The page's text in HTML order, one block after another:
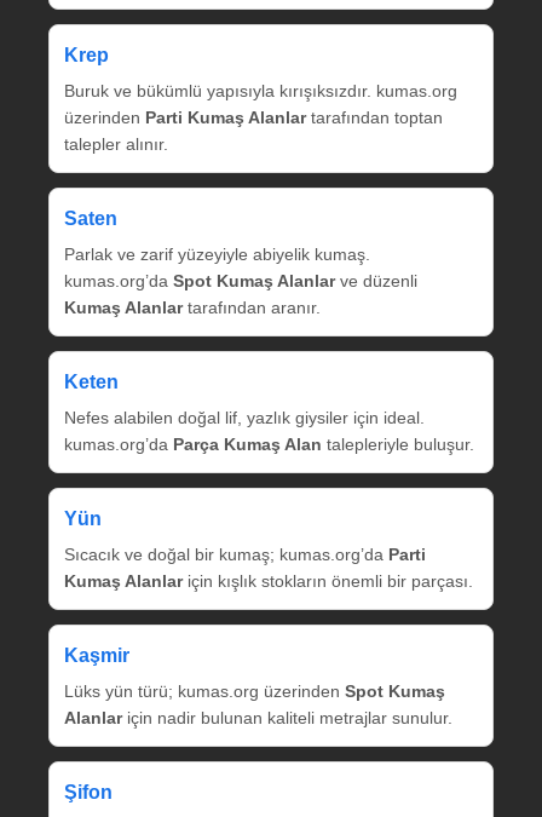
Krep
Buruk ve bükümlü yapısıyla kırışıksızdır. kumas.org
üzerinden Parti Kumaş Alanlartarafından toptan
talepler alınır.
Saten
Parlak ve zarif yüzeyiyle abiyelik kumaş.
kumas.org’da Spot Kumaş Alanlarve düzenli
Kumaş Alanlartarafından aranır.
Keten
Nefes alabilen doğal lif, yazlık giysiler için ideal.
kumas.org’da Parça Kumaş Alan talepleriyle buluşur.
Yün
Sıcacık ve doğal bir kumaş; kumas.org’da Parti
Kumaş Alanlariçin kışlık stokların önemli bir parçası.
Kaşmir
Lüks yün türü; kumas.org üzerinden Spot Kumaş
Alanlariçin nadir bulunan kaliteli metrajlar sunulur.
Şifon